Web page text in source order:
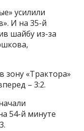
усилили
И на 35-й
шайбу из-за
зону «Трактора»
– 3:2.
54-й минуте